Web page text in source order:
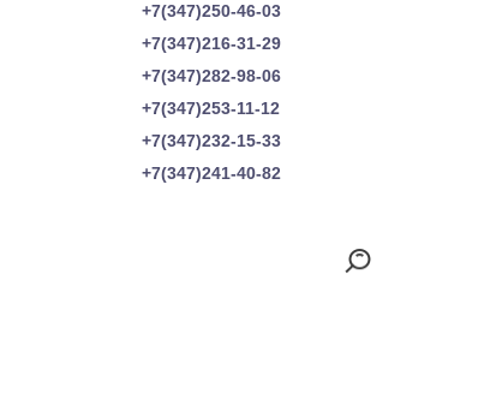
+7(347)250-46-03
+7(347)216-31-29
+7(347)282-98-06
+7(347)253-11-12
+7(347)232-15-33
+7(347)241-40-82